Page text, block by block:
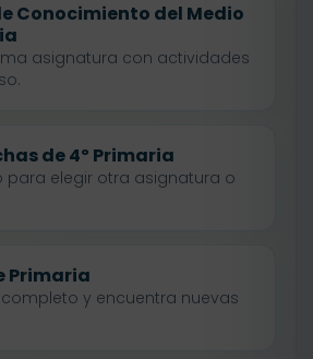
Conocimiento del Medio
asignatura con actividades
de 4º Primaria
para elegir otra asignatura o
Primaria
completo y encuentra nuevas